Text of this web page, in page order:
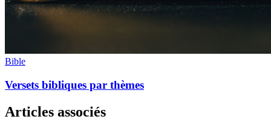
Bible
Versets bibliques par thèmes
Articles associés